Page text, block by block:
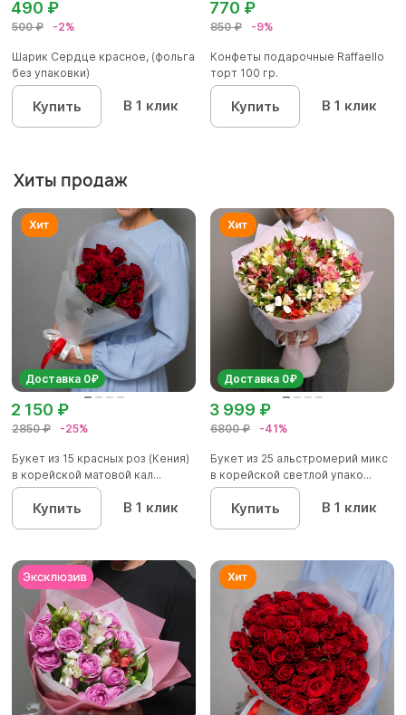
500 ₽ -2%
490 ₽
Шарик Сердце красное, (фольга
без упаковки)
Купить В 1 клик
850 ₽ -9%
770 ₽
Конфеты подарочные Raffaello
торт 100 гр.
Купить В 1 клик
Хиты продаж
Доставка 0₽
2850 ₽ -25%
2 150 ₽
Букет из 15 красных роз (Кения)
в корейской матовой кал...
Купить В 1 клик
Доставка 0₽
6800 ₽ -41%
3 999 ₽
Букет из 25 альстромерий микс
в корейской светлой упако...
Купить В 1 клик